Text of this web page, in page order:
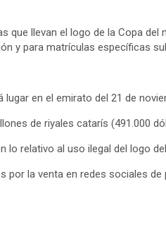
que llevan el logo de la Copa
y para matrículas específicas
en el emirato del 21 de
de riyales catarís (491.000
relativo al uso ilegal del logo
por la venta en redes sociales